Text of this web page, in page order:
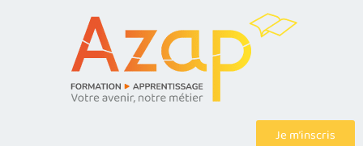
Je m’inscris